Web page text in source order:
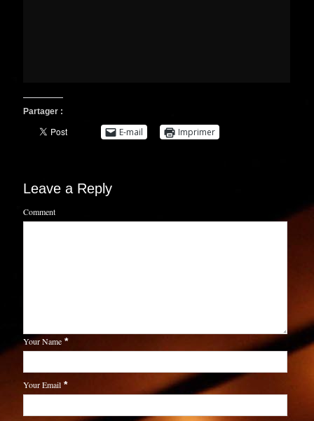
Partager :
E-mail Imprimer
Leave a Reply
Comment
Your Name *
Your Email *